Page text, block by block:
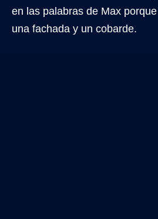
en las palabras de Max
una fachada y un cobarde.